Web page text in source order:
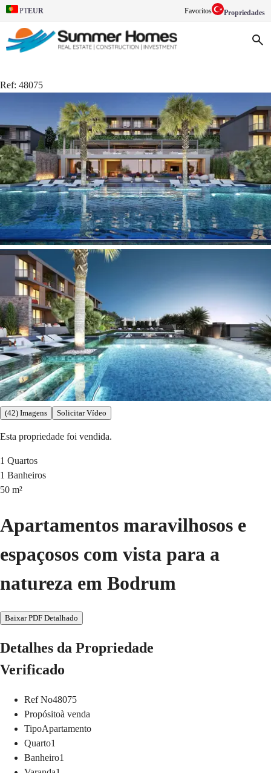
PTEUR Favoritos Propriedades
Ref: 48075
(42) Imagens Solicitar Vídeo
Esta propriedade foi vendida.
1 Quartos
1 Banheiros
50 m²
Apartamentos maravilhosos e
espaçosos com vista para a
natureza em Bodrum
Baixar PDF Detalhado
Detalhes da Propriedade
Verificado
Ref No48075
Propósitoà venda
TipoApartamento
Quarto1
Banheiro1